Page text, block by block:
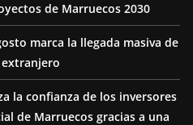
de Marruecos 2030
marca la llegada masiva de
la confianza de los inversores
de Marruecos gracias a una